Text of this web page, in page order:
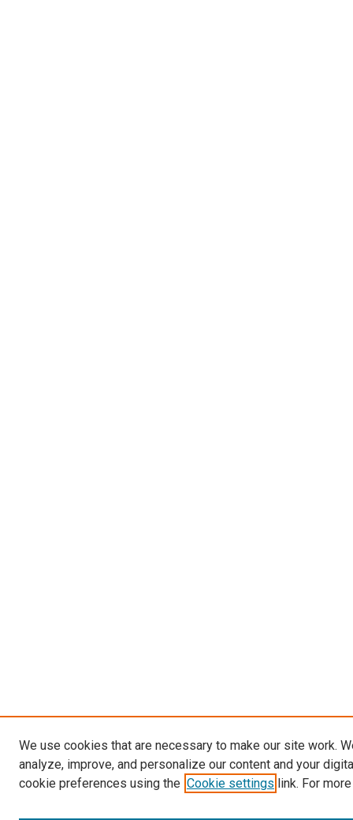
We use cookies that are necessary to make our site work.
analyze, improve, and personalize our content and your
cookie preferences using the Cookie settings link. For